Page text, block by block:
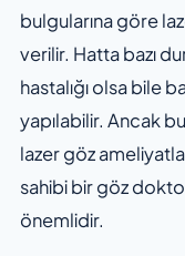
bulgularına göre
verilir. Hatta bazı
hastalığı olsa bile
yapılabilir. Ancak
lazer göz
sahibi bir göz
önemlidir.